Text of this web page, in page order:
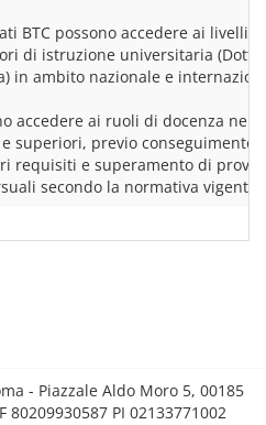
BTC possono accedere ai livelli
di istruzione universitaria
in ambito nazionale e
accedere ai ruoli di docenza
superiori, previo conseguimento
requisiti e superamento di prove
secondo la normativa vigente.
- Piazzale Aldo Moro 5, 00185
80209930587 PI 02133771002